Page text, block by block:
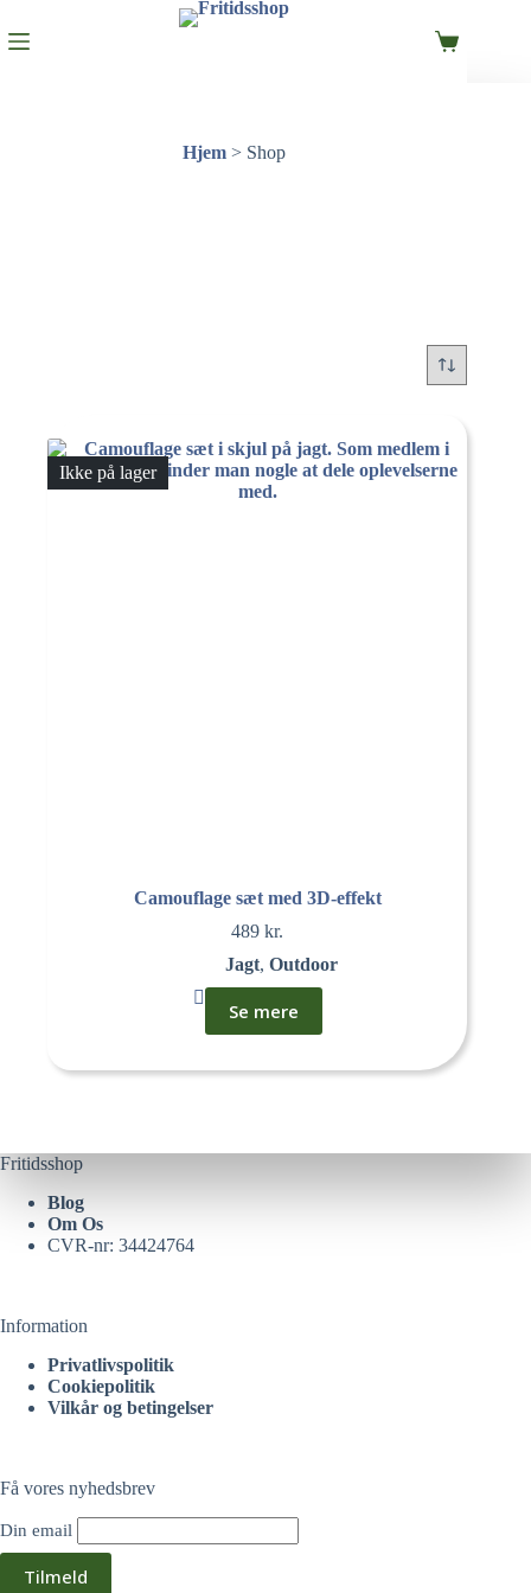
Hjem> Shop
Ikke på lager
Camouflage sæt med 3D-effekt
489kr.
Jagt, Outdoor
Se mere
Fritidsshop
Blog
Om Os
CVR-nr: 34424764
Information
Privatlivspolitik
Cookiepolitik
Vilkår og betingelser
Få vores nyhedsbrev
Din email
Tilmeld